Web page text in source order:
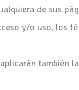
de sus
y/o uso, los
también